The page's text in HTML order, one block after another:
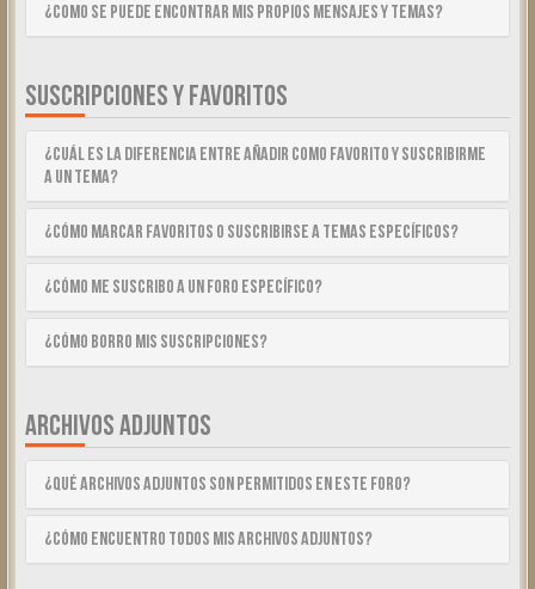
¿Como se puede encontrar mis propios mensajes y temas?
SUSCRIPCIONES Y FAVORITOS
¿Cuál es la diferencia entre añadir como Favorito y suscribirme
a un tema?
¿Cómo marcar Favoritos o suscribirse a temas específicos?
¿Cómo me suscribo a un foro específico?
¿Cómo borro mis suscripciones?
ARCHIVOS ADJUNTOS
¿Qué archivos adjuntos son permitidos en este foro?
¿Cómo encuentro todos mis archivos adjuntos?